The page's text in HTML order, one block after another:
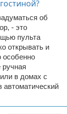
об
- это
пульта
открывать и
особенно
в домах с